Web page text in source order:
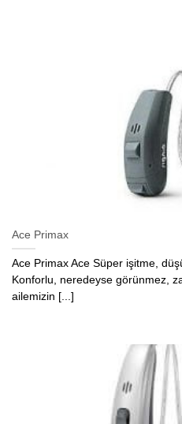
Ace Primax
Ace Primax Ace Süper işitme,
Konforlu, neredeyse görünmez,
ailemizin [...]